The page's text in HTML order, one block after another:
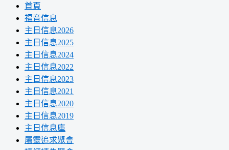
首頁
福音信息
主日信息2026
主日信息2025
主日信息2024
主日信息2022
主日信息2023
主日信息2021
主日信息2020
主日信息2019
主日信息庫
屬靈追求聚會